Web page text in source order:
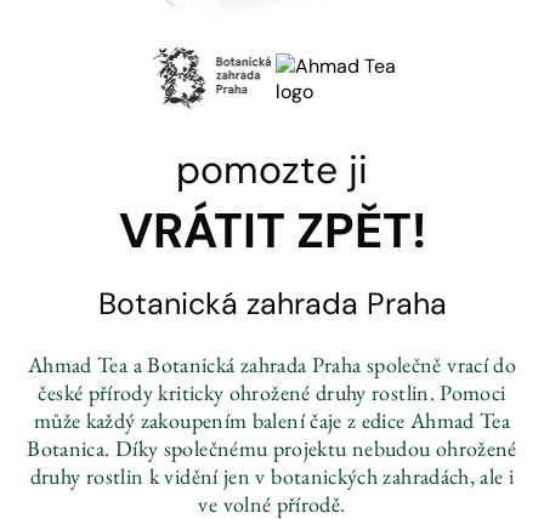
pomozte ji
VRÁTIT ZPĚT!
Botanická zahrada Praha
Ahmad Tea a Botanická zahrada Praha společně vrací do
české přírody kriticky ohrožené druhy rostlin. Pomoci
může každý zakoupením balení čaje z edice Ahmad Tea
Botanica. Díky společnému projektu nebudou ohrožené
druhy rostlin k vidění jen v botanických zahradách, ale i
ve volné přírodě.